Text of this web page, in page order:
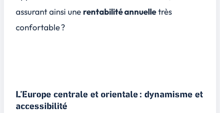
assurant ainsi une rentabilité annuelletrès
confortable ?
L’Europe centrale et orientale : dynamisme et
accessibilité